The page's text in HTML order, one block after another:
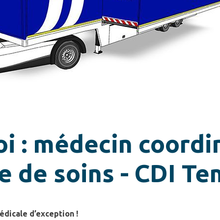
: médecin
de soins - CDI
d’exception !